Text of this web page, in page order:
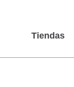
Tiendas